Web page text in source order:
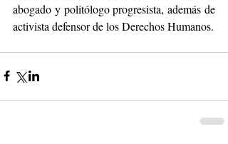
abogado y politólogo progresista, además de
activista defensor de los Derechos Humanos.